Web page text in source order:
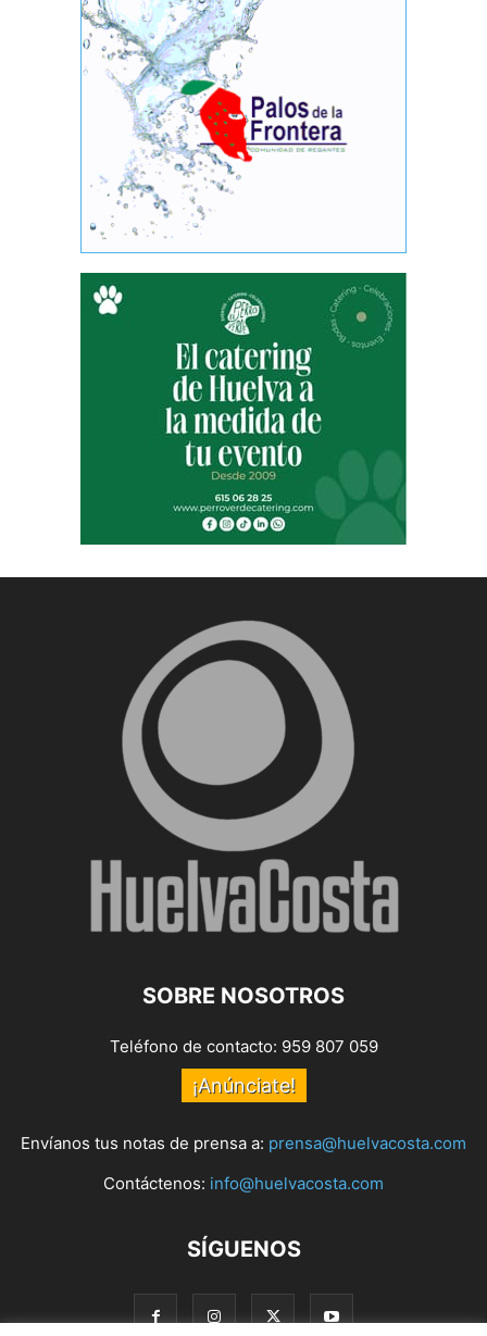
SOBRE NOSOTROS
Teléfono de contacto: 959 807 059
¡Anúnciate!
Envíanos tus notas de prensa a: prensa@huelvacosta.com
Contáctenos: info@huelvacosta.com
SÍGUENOS